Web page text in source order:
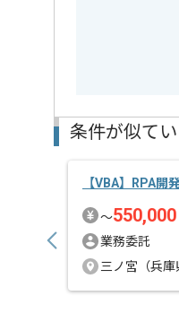
条件が似て
【VBA】RPA開
〜550,000
業務委託
三ノ宮（兵庫